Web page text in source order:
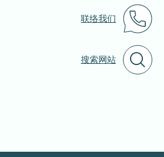
联络我们
搜索网站